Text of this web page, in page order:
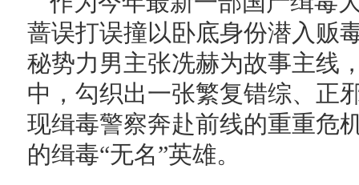
蔷误打误撞以卧底身份潜入贩
秘势力男主张冼赫为故事主线
中，勾织出一张繁复错综、正
现缉毒警察奔赴前线的重重危
的缉毒“无名”英雄。